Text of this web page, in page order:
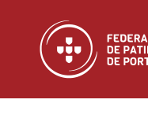
Skip to main content